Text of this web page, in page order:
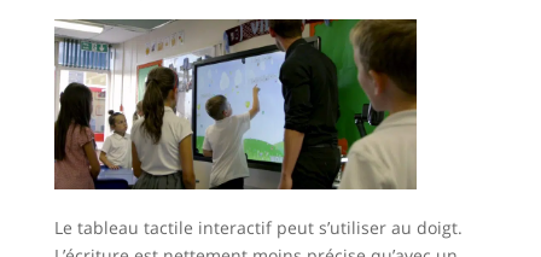
Le tableau tactile interactif peut s’utiliser au doigt.